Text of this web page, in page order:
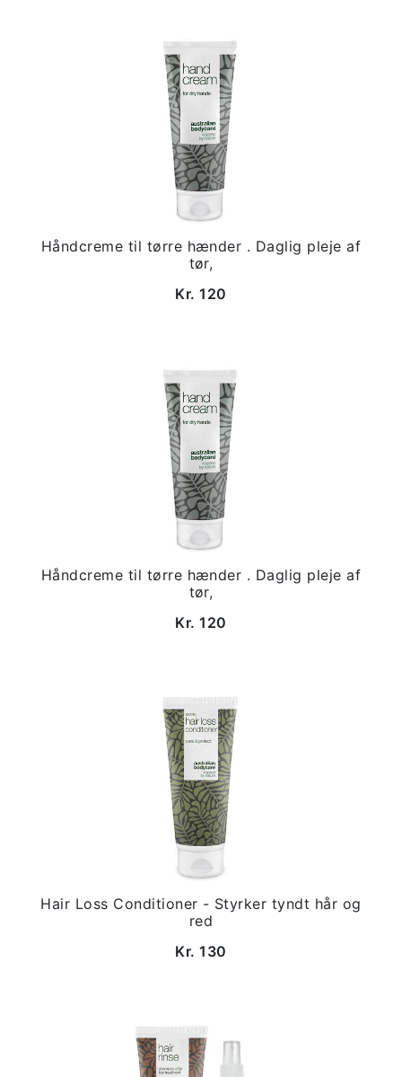
Håndcreme til tørre hænder . Daglig pleje af
tør,
Kr. 120
Håndcreme til tørre hænder . Daglig pleje af
tør,
Kr. 120
Hair Loss Conditioner - Styrker tyndt hår og
red
Kr. 130